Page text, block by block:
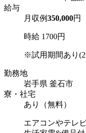
給与
月収例350,000円
時給 1700円
※試用期間あり
勤務地
岩手県 釜石市
寮・社宅
あり（無料）
エアコンやテレ